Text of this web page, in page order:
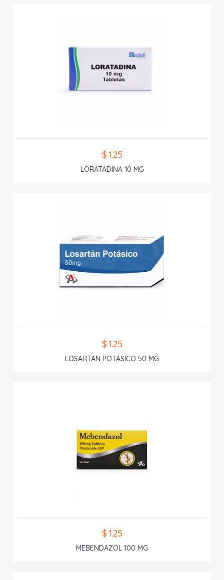
$ 1.25
LORATADINA 10 MG
$ 1.25
LOSARTAN POTASICO 50 MG
$ 1.25
MEBENDAZOL 100 MG